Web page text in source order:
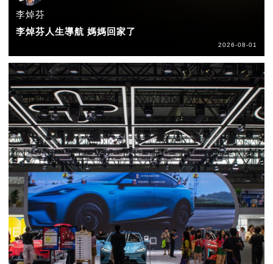
李焯芬
李焯芬人生導航 媽媽回家了
2026-08-01